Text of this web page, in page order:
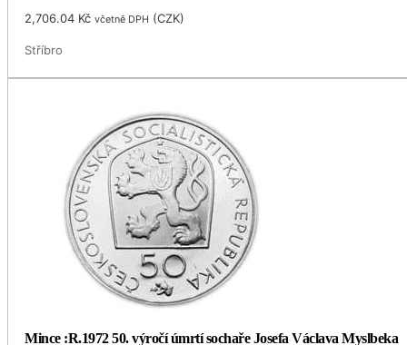
2,706.04 Kč včetně DPH (CZK)
Stříbro
Mince :R.1972 50. výročí úmrtí sochaře Josefa Václava Myslbeka